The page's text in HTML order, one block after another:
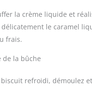
la crème liquide et
le caramel
frais.
de la bûche
refroidi, démoulez